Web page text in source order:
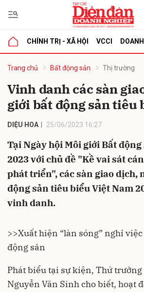
CHÍNH TRỊ - XÃ HỘI VCCI
Trang chủ Bất động sản Thị trường
Vinh danh các sàn
giới bất động sản tiêu
DIỆU HOA 25/06/2023 16:27
Tại Ngày hội Môi giới Bất
2023 với chủ đề "Kề vai sát
phát triển", các sàn giao dịch,
động sản tiêu biểu Việt Nam
vinh danh.
>>Xuất hiện “làn sóng” nghỉ
động sản
Phát biểu tại sự kiện, Thứ trưởng
Nguyễn Văn Sinh cho biết, hoạt
luận